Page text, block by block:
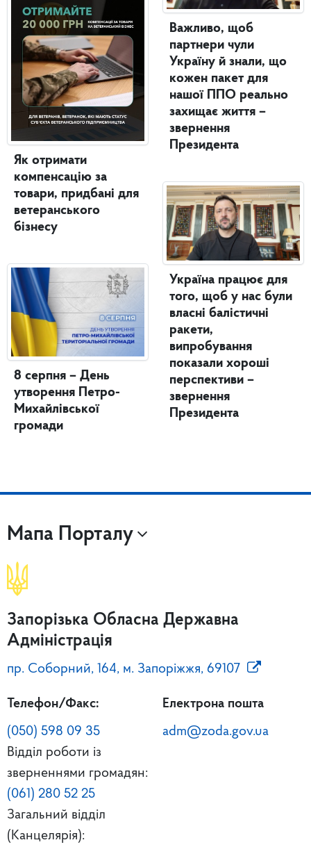
Як отримати
компенсацію за
товари, придбані для
ветеранського
бізнесу
8 серпня – День
утворення Петро-
Михайлівської
громади
Важливо, щоб
партнери чули
Україну й знали, що
кожен пакет для
нашої ППО реально
захищає життя –
звернення
Президента
Україна працює для
того, щоб у нас були
власні балістичні
ракети,
випробування
показали хороші
перспективи –
звернення
Президента
Мапа Порталу
Запорізька Обласна Державна
Адміністрація
пр. Соборний, 164, м. Запоріжжя, 69107
Телефон/Факс:
(050) 598 09 35
Відділ роботи із
зверненнями громадян:
(061) 280 52 25
Загальний відділ
(Канцелярія):
Електрона пошта
adm@zoda.gov.ua